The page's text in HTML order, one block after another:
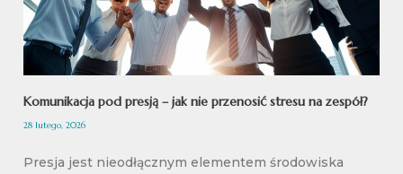
Komunikacja pod presją – jak nie przenosić stresu na zespół?
28 lutego, 2026
Presja jest nieodłącznym elementem środowiska